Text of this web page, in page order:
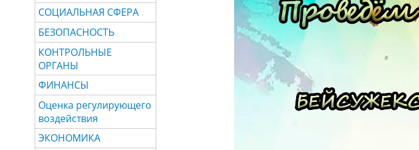
СОЦИАЛЬНАЯ СФЕРА
БЕЗОПАСНОСТЬ
КОНТРОЛЬНЫЕ
ОРГАНЫ
ФИНАНСЫ
Оценка регулирующего
воздействия
ЭКОНОМИКА